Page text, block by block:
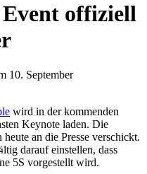
offiziell
wird in der kommenden
Keynote laden. Die
an die Presse verschickt.
darauf einstellen, dass
5S vorgestellt wird.